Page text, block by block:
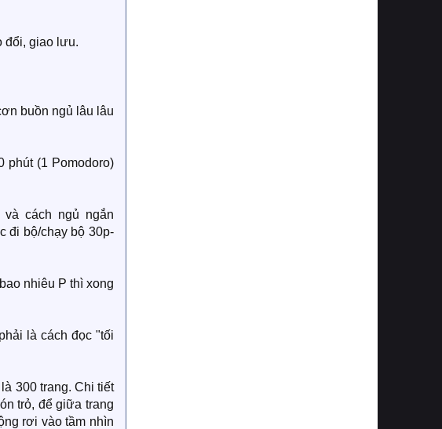
đổi, giao lưu.
buồn ngủ lâu lâu
phút (1 Pomodoro)
cách ngủ ngắn
đi bộ/chạy bộ 30p-
nhiêu P thì xong
là cách đọc "tối
300 trang. Chi tiết
trỏ, để giữa trang
rơi vào tầm nhìn